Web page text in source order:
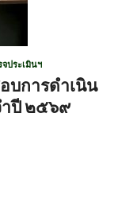
ประเมินฯ
บการดำเนิน
ำปี ๒๕๖๙